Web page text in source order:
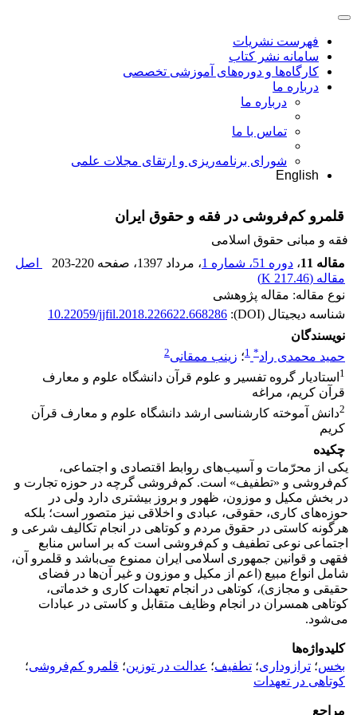
فهرست نشریات
سامانه نشر کتاب
کارگاه‌ها و دوره‌های آموزشی تخصصی
درباره ما
درباره ما
تماس با ما
شورای برنامه‌ریزی و ارتقای مجلات علمی
English
قلمرو کم‌فروشی در فقه و حقوق ایران
فقه و مبانی حقوق اسلامی
مقاله 11
، دوره 51، شماره 1 ، مرداد 1397 ، صفحه 203-220
اصل
مقاله (217.46 K
)
نوع مقاله: مقاله پژوهشی
شناسه دیجیتال (DOI):
10.22059/jjfil.2018.226622.668286
نویسندگان
حمید محمدی راد*
1؛ زینب ممقانی2
1 استادیار گروه تفسیر و علوم قرآن دانشگاه علوم و معارف
قرآن کریم، مراغه
2دانش آموخته کارشناسی ارشد دانشگاه علوم و معارف قرآن
کریم
چکیده
یکی از محرّمات و آسیب‌های روابط اقتصادی و اجتماعی،
کم‌فروشی و «تطفیف» است. کم‌فروشی گرچه در حوزه تجارت و
در بخش مکیل و موزون، ظهور و بروز بیشتری دارد ولی در
حوزه‌های کاری، حقوقی، عبادی و اخلاقی نیز متصور است؛ بلکه
هرگونه کاستی در حقوق مردم و کوتاهی در انجام تکالیف شرعی و
اجتماعی نوعی تطفیف و کم‌فروشی است که بر اساس منابع
فقهی و قوانین جمهوری اسلامی ایران ممنوع می‌باشد و قلمرو آن،
شامل انواع مبیع (اعم از مکیل و موزون و غیر آن‌ها در فضای
حقیقی و مجازی)، کوتاهی در انجام تعهدات کاری و خدماتی،
کوتاهی همسران در انجام وظایف متقابل و کاستی در عبادات
می‌شود.
کلیدواژه‌ها
بخس؛ ترازوداری؛ تطفیف؛ عدالت در توزین؛ قلمرو کم‌فروشی؛
کوتاهی در تعهدات
مراجع